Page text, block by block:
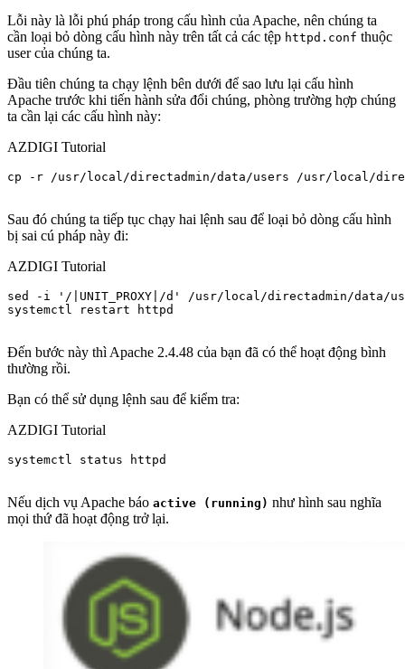
Lỗi này là lỗi phú pháp trong cấu hình của Apache, nên chúng ta
cần loại bỏ dòng cấu hình này trên tất cả các tệp httpd.conf thuộc
user của chúng ta.
Đầu tiên chúng ta chạy lệnh bên dưới để sao lưu lại cấu hình
Apache trước khi tiến hành sửa đổi chúng, phòng trường hợp chúng
ta cần lại các cấu hình này:
AZDIGI Tutorial
cp -r /usr/local/directadmin/data/users /usr/local/
Sau đó chúng ta tiếp tục chạy hai lệnh sau để loại bỏ dòng cấu hình
bị sai cú pháp này đi:
AZDIGI Tutorial
sed -i '/|UNIT_PROXY|/d' /usr/local/directadmin/data/
systemctl restart httpd
Đến bước này thì Apache 2.4.48 của bạn đã có thể hoạt động bình
thường rồi.
Bạn có thể sử dụng lệnh sau để kiểm tra:
AZDIGI Tutorial
systemctl status httpd
Nếu dịch vụ Apache báo active (running) như hình sau nghĩa
mọi thứ đã hoạt động trở lại.